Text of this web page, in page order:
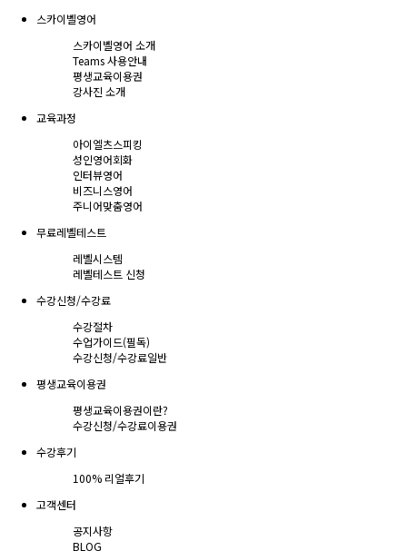
스카이벨영어
스카이벨영어 소개
Teams 사용안내
평생교육이용권
강사진 소개
교육과정
아이엘츠스피킹
성인영어회화
인터뷰영어
비즈니스영어
주니어맞춤영어
무료레벨테스트
레벨시스템
레벨테스트 신청
수강신청/수강료
수강절차
수업가이드(필독)
수강신청/수강료일반
평생교육이용권
평생교육이용권이란?
수강신청/수강료이용권
수강후기
100% 리얼후기
고객센터
공지사항
BLOG